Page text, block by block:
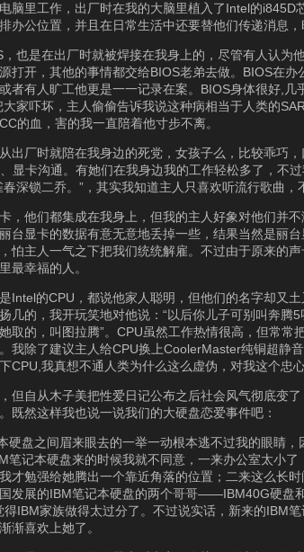
脑里工作，出厂时在我的大脑里植入了Intel的
办公位置，并且在日常生活中还要替他们传递消息
也是在出厂时就被焊接在我身上的，尽管有人认
打开，其他的事情都交给BIOS老弟去做。BIOS在
者有人旷工他更是一一记录在案。BIOS身体很好,
家吓坏，主人偷偷告诉我说这种病相当于人类的
的血，害的我一直陪着他寸步不离。
出厂时就陪在我身边的死党，女孩子么，比较乖巧
显卡沟通。有她们在我身边我的工作轻松多了，不
深锁二乔。”，其实我知道主人只喜欢听流行歌曲
，他们都集成在我身上，但我的主人好象对他们并
台显卡的数据有意无意地丢掉一些，结果当然是丽
怕主人一气之下把我们统统解雇。不过由于原来的
最幸福的人。
Intel的CPU，都说他家人聪明，但他们的名字却又
几的，我开玩笑地对他说：“以后你儿子可别叫奔
取的，叫图拉腾”。CPU虽然工作热情很高，但常
我除了建议主人给CPU换上CoolerMaster纯铜超静
CPU,我真想不通人类为什么这么虚伪，对我这个忠
但自从木子美把性爱日记公布之后社会风气彻底变
既然这样我也说一说我们的大硬盘恋爱事件吧：
硬盘之间眉来眼去的一举一动根本逃不过我的眼睛
笔记本硬盘来的时候我就不同意，一来办公室太小
才勉强给她腾出一个靠近角落的位置；二来这么长
发展的IBM笔记本硬盘的两个哥哥——IBM40G硬盘
IBM家族做得太过分了。不过说实话，新来的IBM
渐喜欢上她了。